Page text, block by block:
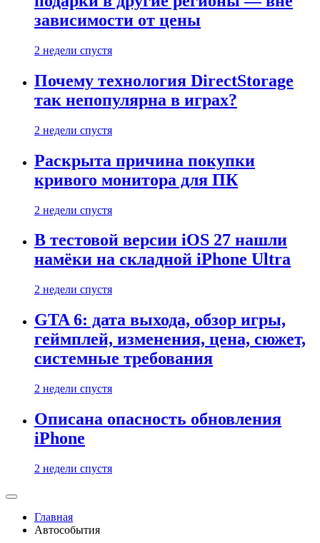
зависимости от цены
2 недели спустя
Почему технология DirectStorage
так непопулярна в играх?
2 недели спустя
Раскрыта причина покупки
кривого монитора для ПК
2 недели спустя
В тестовой версии iOS 27 нашли
намёки на складной iPhone Ultra
2 недели спустя
GTA 6: дата выхода, обзор игры,
геймплей, изменения, цена, сюжет,
системные требования
2 недели спустя
Описана опасность обновления
iPhone
2 недели спустя
Главная
Автособытия